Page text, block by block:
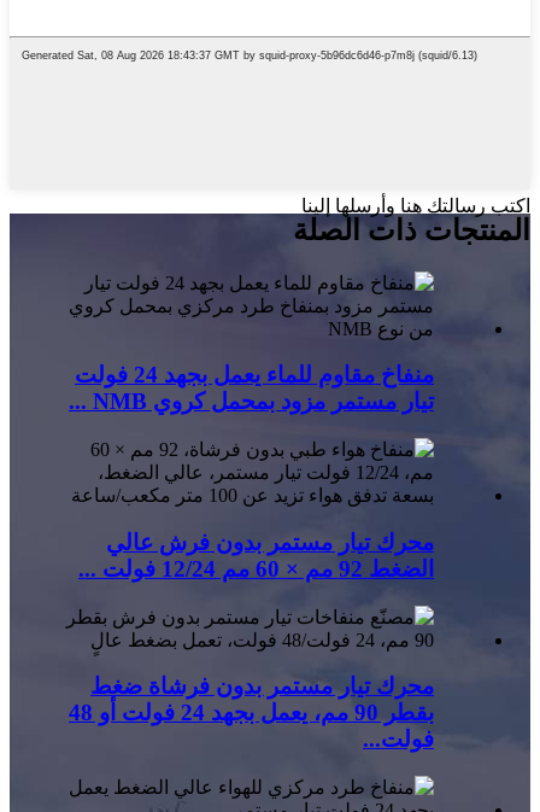
اكتب رسالتك هنا وأرسلها إلينا
المنتجات ذات الصلة
منفاخ مقاوم للماء يعمل بجهد 24 فولت
تيار مستمر مزود بمحمل كروي NMB ...
محرك تيار مستمر بدون فرش عالي
الضغط 92 مم × 60 مم 12/24 فولت ...
محرك تيار مستمر بدون فرشاة ضغط
بقطر 90 مم، يعمل بجهد 24 فولت أو 48
فولت...